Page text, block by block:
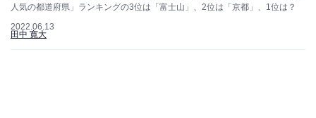
人気の都道府県」ランキングの3位は「富士山」、2位は「京都」、1位は？
2022.06.13
田中 寛大